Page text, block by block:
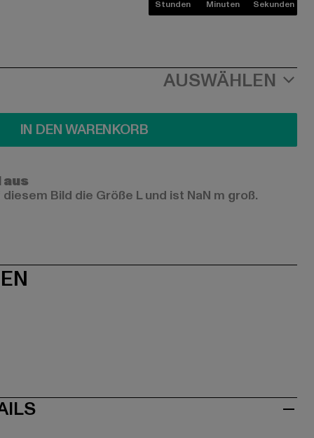
Stunden Minuten Sekunden
AUSWÄHLEN
IN DEN WARENKORB
Bild die Größe L und ist NaN m groß.